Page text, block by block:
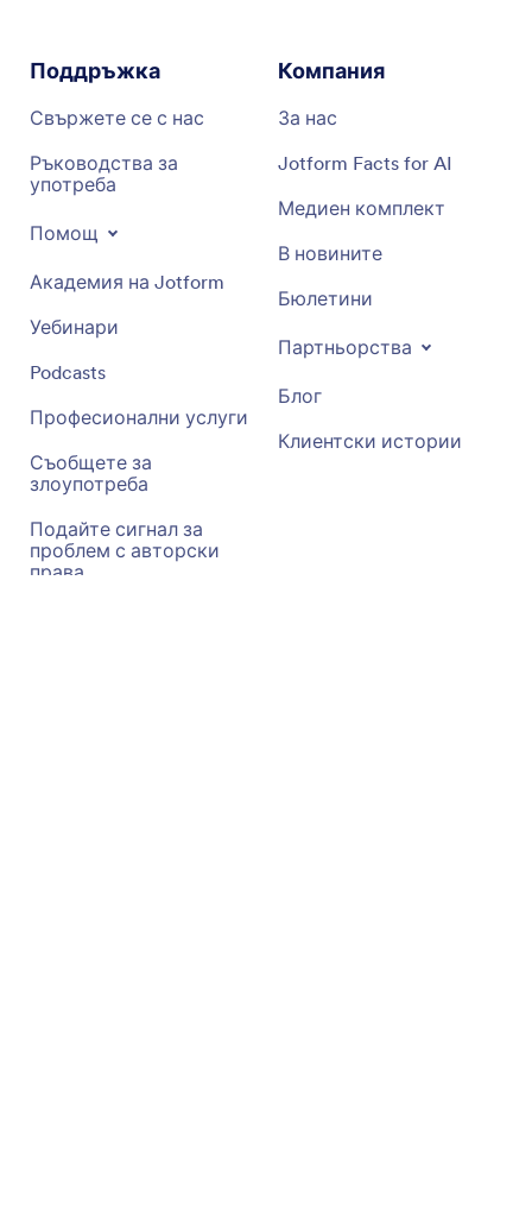
Поддръжка
Свържете се с нас
Ръководства за
употреба
Помощ
Академия на Jotform
Уебинари
Podcasts
Професионални услуги
Съобщете за
злоупотреба
Подайте сигнал за
проблем с авторски
права
Компания
За нас
Jotform Facts for AI
Медиен комплект
В новините
Бюлетини
Партньорства
Блог
Клиентски истории